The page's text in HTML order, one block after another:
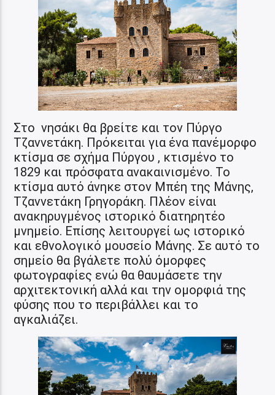
Στο νησάκι θα βρείτε και τον Πύργο
Τζαννετάκη. Πρόκειται για ένα πανέμορφο
κτίσμα σε σχήμα Πύργου , κτισμένο το
1829 και πρόσφατα ανακαινισμένο. Το
κτίσμα αυτό άνηκε στον Μπέη της Μάνης,
Τζαννετάκη Γρηγοράκη. Πλέον είναι
ανακηρυγμένος ιστορικό διατηρητέο
μνημείο. Επίσης λειτουργεί ως ιστορικό
και εθνολογικό μουσείο Μάνης. Σε αυτό το
σημείο θα βγάλετε πολύ όμορφες
φωτογραφίες ενώ θα θαυμάσετε την
αρχιτεκτονική αλλά και την ομορφιά της
φύσης που το περιβάλλει και το
αγκαλιάζει.